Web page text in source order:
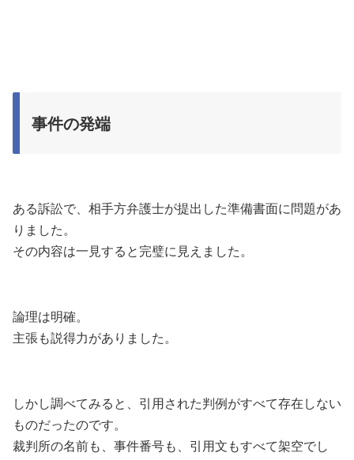
事件の発端
ある訴訟で、相手方弁護士が提出した準備書面に問題があ
りました。
その内容は一見すると完璧に見えました。
論理は明確。
主張も説得力がありました。
しかし調べてみると、引用された判例がすべて存在しない
ものだったのです。
裁判所の名前も、事件番号も、引用文もすべて架空でし